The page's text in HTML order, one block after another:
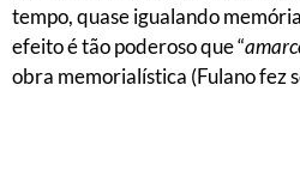
tempo, quase igualando
efeito é tão poderoso que “
obra memorialística (Fulano fez